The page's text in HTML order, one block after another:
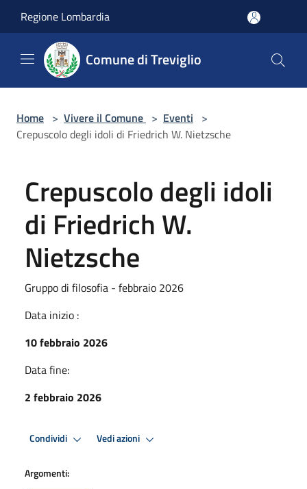
Regione Lombardia
Comune di Treviglio
Home > Vivere il Comune > Eventi >
Crepuscolo degli idoli di Friedrich W. Nietzsche
Crepuscolo degli idoli
di Friedrich W.
Nietzsche
Gruppo di filosofia - febbraio 2026
Data inizio :
10 febbraio 2026
Data fine:
2 febbraio 2026
Condividi Vedi azioni
Argomenti: